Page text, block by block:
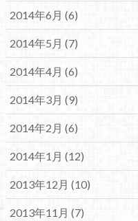
2014年6月 (6)
2014年5月 (7)
2014年4月 (6)
2014年3月 (9)
2014年2月 (6)
2014年1月 (12)
2013年12月 (10)
2013年11月 (7)